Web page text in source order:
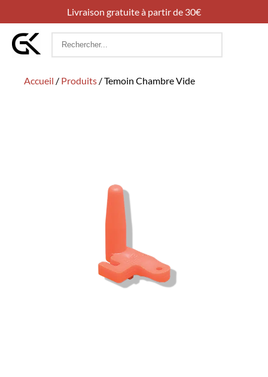
Livraison gratuite à partir de 30€
Rechercher
Accueil / Produits /Temoin Chambre Vide